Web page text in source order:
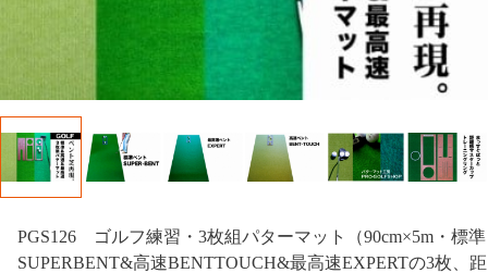
PGS126 ゴルフ練習・3枚組パターマット（90cm×5m・標準
SUPERBENT&高速BENTTOUCH&最高速EXPERTの3枚、距